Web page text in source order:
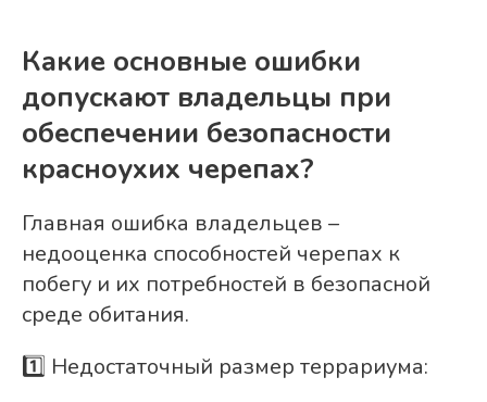
Какие основные ошибки
допускают владельцы при
обеспечении безопасности
красноухих черепах?
Главная ошибка владельцев –
недооценка способностей черепах к
побегу и их потребностей в безопасной
среде обитания.
1️⃣ Недостаточный размер террариума: